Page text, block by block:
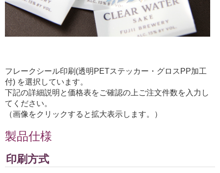
フレークシール印刷(透明PETステッカー・グロスPP加工
付) を選択しています。
下記の詳細説明と価格表をご確認の上ご注文件数を入力し
てください。
（画像をクリックすると拡大表示します。）
製品仕様
印刷方式